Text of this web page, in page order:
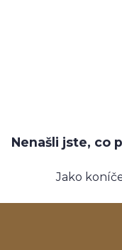
Nenašli jste, co
Jako